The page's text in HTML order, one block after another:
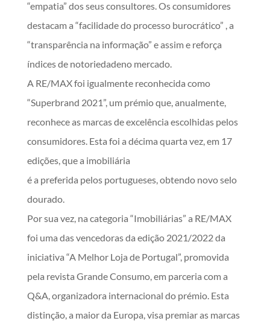
“empatia” dos seus consultores. Os consumidores
destacam a “facilidade do processo burocrático” , a
“transparência na informação” e assim e reforça
índices de notoriedadeno mercado.
A RE/MAX foi igualmente reconhecida como
“Superbrand 2021”, um prémio que, anualmente,
reconhece as marcas de excelência escolhidas pelos
consumidores. Esta foi a décima quarta vez, em 17
edições, que a imobiliária
é a preferida pelos portugueses, obtendo novo selo
dourado.
Por sua vez, na categoria “Imobiliárias” a RE/MAX
foi uma das vencedoras da edição 2021/2022 da
iniciativa “A Melhor Loja de Portugal”, promovida
pela revista Grande Consumo, em parceria com a
Q&A, organizadora internacional do prémio. Esta
distinção, a maior da Europa, visa premiar as marcas